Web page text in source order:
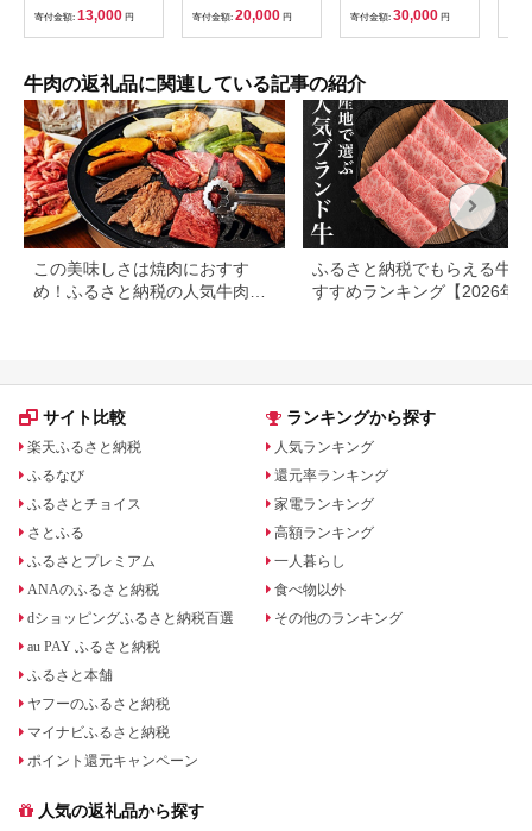
寄付金額: 13,000 円
畜・畜産物 農場
HACCP認証農場 牛肉
肉 高級 人気 おすすめ
日本三大和牛 松阪 松
坂牛 松坂 モモ ビーフ
シチュー カレー 霜降
り 三重県 多気町 SS-
32
寄付金額: 20,000 円 寄付金額: 30,000 円
牛肉の返礼品に関連している記事の紹介
この美味しさは焼肉におすす
め！ふるさと納税の人気牛肉還
ふるさと納税でもらえる牛肉
すすめランキング【2026年
サイト比較
楽天ふるさと納税
ふるなび
ふるさとチョイス
さとふる
ふるさとプレミアム
ANAのふるさと納税
dショッピングふるさと納税百選
au PAY ふるさと納税
ふるさと本舗
ヤフーのふるさと納税
マイナビふるさと納税
ポイント還元キャンペーン
ランキングから探す
人気ランキング
還元率ランキング
家電ランキング
高額ランキング
一人暮らし
食べ物以外
その他のランキング
人気の返礼品から探す